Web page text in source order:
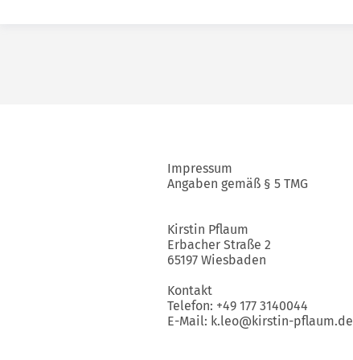
Impressum
Angaben gemäß § 5 TMG
Kirstin Pflaum
Erbacher Straße 2
65197 Wiesbaden
Kontakt
Telefon: +49 177 3140044
E-Mail: k.leo@kirstin-pflaum.de